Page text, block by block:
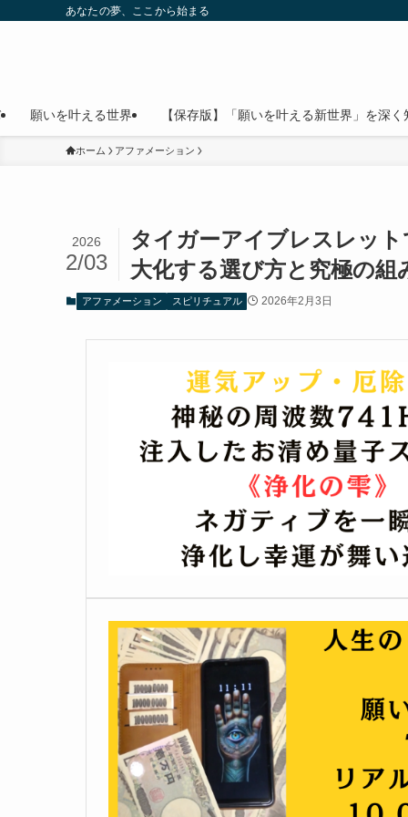
あなたの夢、ここから始まる
願いを叶える世界 【保存版】「願いを叶える新世界」を深
ホーム アファメーション
タイガーアイブレスレッ
大化する選び方と究極の組
2026
2/03
アファメーション スピリチュアル 2026年2月3日